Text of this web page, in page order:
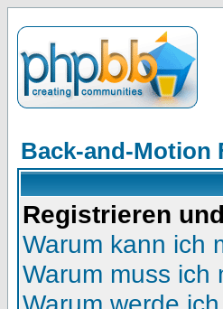
Back-and-Motion
Registrieren
Warum kann ich
Warum muss ich